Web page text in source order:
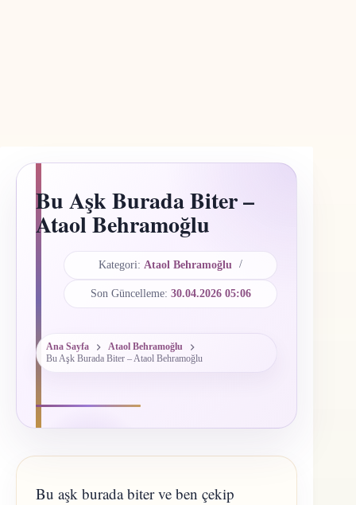
Bu Aşk Burada Biter –
Ataol Behramoğlu
Kategori: Ataol Behramoğlu
Son Güncelleme: 30.04.2026 05:06
Ana Sayfa
Ataol Behramoğlu
Bu Aşk Burada Biter – Ataol Behramoğlu
Bu aşk burada biter ve ben çekip